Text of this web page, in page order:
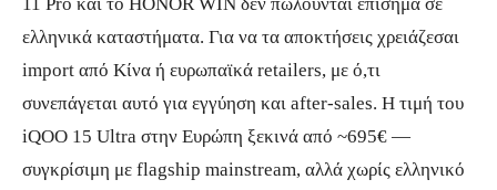
ελληνικά καταστήματα. Για να τα αποκτήσεις χρειάζεσαι
import από Κίνα ή ευρωπαϊκά retailers, με ό,τι
συνεπάγεται αυτό για εγγύηση και after-sales. Η τιμή του
iQOO 15 Ultra στην Ευρώπη ξεκινά από ~695€ —
συγκρίσιμη με flagship mainstream, αλλά χωρίς ελληνικό